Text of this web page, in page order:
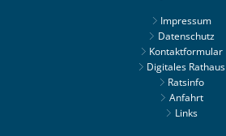
Impressum
Datenschutz
Kontaktformular
Digitales Rathaus
Ratsinfo
Anfahrt
Links